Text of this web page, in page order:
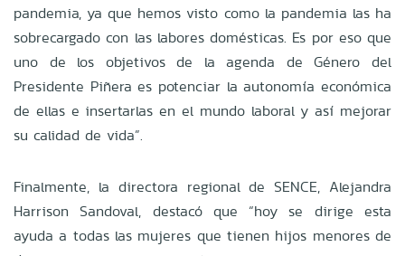
pandemia, ya que hemos visto como la pandemia las ha
sobrecargado con las labores domésticas. Es por eso que
uno de los objetivos de la agenda de Género del
Presidente Piñera es potenciar la autonomía económica
de ellas e insertarlas en el mundo laboral y así mejorar
su calidad de vida”.
Finalmente, la directora regional de SENCE, Alejandra
Harrison Sandoval, destacó que “hoy se dirige esta
ayuda a todas las mujeres que tienen hijos menores de